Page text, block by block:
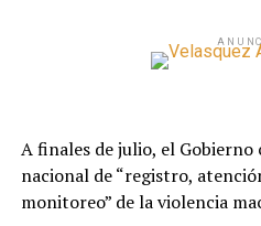
A finales de julio, el
nacional de “registro,
monitoreo” de la violencia